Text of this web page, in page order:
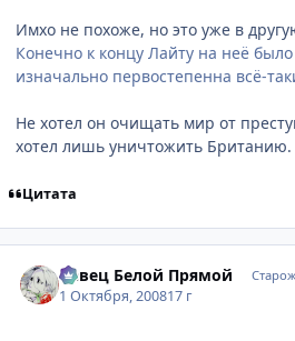
Имхо не похоже, но это уже в
Конечно к концу Лайту на неё
изначально первостепенна всё-
Не хотел он очищать мир от
хотел лишь уничтожить Британию.
Цитата
Певец Белой Прямой
1 Октября, 200817 г